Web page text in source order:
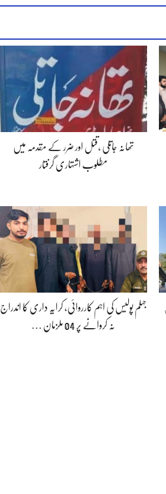
تھانہ جاتلی ،قتل اور ضرر کے مقدمہ میں
مطلوب اشتہاری گرفتار
جہلم پولیس کی اہم کارروائی، کرایہ داری کا اندراج
نہ کروانے پر 04 ملزمان …